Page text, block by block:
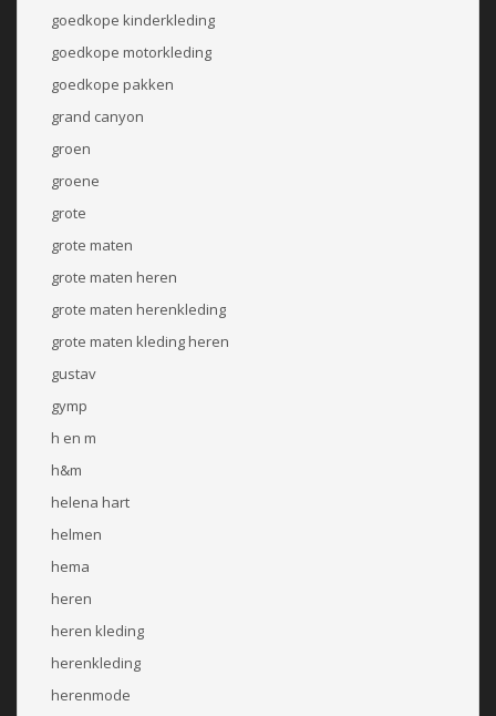
goedkope kinderkleding
goedkope motorkleding
goedkope pakken
grand canyon
groen
groene
grote
grote maten
grote maten heren
grote maten herenkleding
grote maten kleding heren
gustav
gymp
h en m
h&m
helena hart
helmen
hema
heren
heren kleding
herenkleding
herenmode